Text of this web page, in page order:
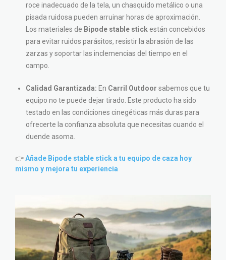
roce inadecuado de la tela, un chasquido metálico o una
pisada ruidosa pueden arruinar horas de aproximación.
Los materiales de Bipode stable stick están concebidos
para evitar ruidos parásitos, resistir la abrasión de las
zarzas y soportar las inclemencias del tiempo en el
campo.
Calidad Garantizada: En Carril Outdoor sabemos que tu
equipo no te puede dejar tirado. Este producto ha sido
testado en las condiciones cinegéticas más duras para
ofrecerte la confianza absoluta que necesitas cuando el
duende asoma.
👉Añade Bipode stable stick a tu equipo de caza hoy
mismo y mejora tu experiencia